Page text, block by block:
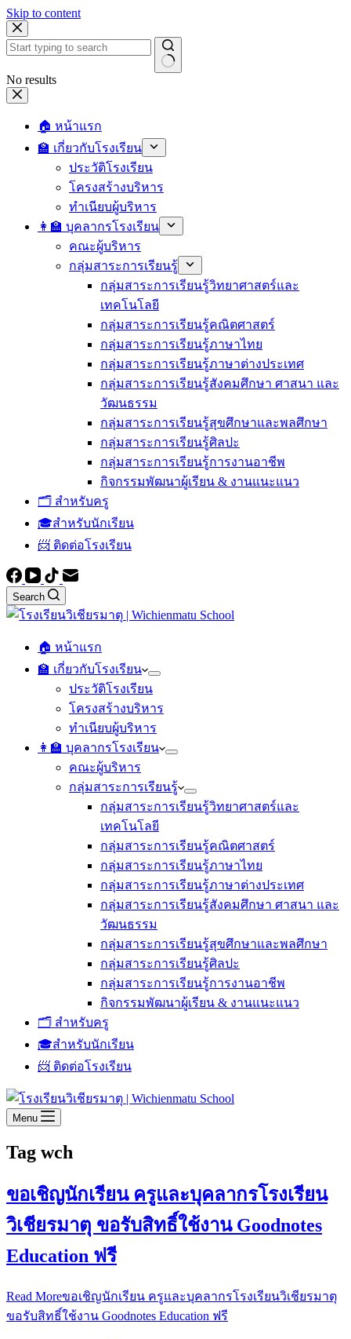
Skip to content
No results
🏠 หน้าแรก
🏫 เกี่ยวกับโรงเรียน
ประวัติโรงเรียน
โครงสร้างบริหาร
ทำเนียบผู้บริหาร
👩‍🏫 บุคลากรโรงเรียน
คณะผู้บริหาร
กลุ่มสาระการเรียนรู้
กลุ่มสาระการเรียนรู้วิทยาศาสตร์และ
เทคโนโลยี
กลุ่มสาระการเรียนรู้คณิตศาสตร์
กลุ่มสาระการเรียนรู้ภาษาไทย
กลุ่มสาระการเรียนรู้ภาษาต่างประเทศ
กลุ่มสาระการเรียนรู้สังคมศึกษา ศาสนา และ
วัฒนธรรม
กลุ่มสาระการเรียนรู้สุขศึกษาและพลศึกษา
กลุ่มสาระการเรียนรู้ศิลปะ
กลุ่มสาระการเรียนรู้การงานอาชีพ
กิจกรรมพัฒนาผู้เรียน & งานแนะแนว
🗂️ สำหรับครู
🎓สำหรับนักเรียน
📨 ติดต่อโรงเรียน
Search
🏠 หน้าแรก
🏫 เกี่ยวกับโรงเรียน
ประวัติโรงเรียน
โครงสร้างบริหาร
ทำเนียบผู้บริหาร
👩‍🏫 บุคลากรโรงเรียน
คณะผู้บริหาร
กลุ่มสาระการเรียนรู้
กลุ่มสาระการเรียนรู้วิทยาศาสตร์และ
เทคโนโลยี
กลุ่มสาระการเรียนรู้คณิตศาสตร์
กลุ่มสาระการเรียนรู้ภาษาไทย
กลุ่มสาระการเรียนรู้ภาษาต่างประเทศ
กลุ่มสาระการเรียนรู้สังคมศึกษา ศาสนา และ
วัฒนธรรม
กลุ่มสาระการเรียนรู้สุขศึกษาและพลศึกษา
กลุ่มสาระการเรียนรู้ศิลปะ
กลุ่มสาระการเรียนรู้การงานอาชีพ
กิจกรรมพัฒนาผู้เรียน & งานแนะแนว
🗂️ สำหรับครู
🎓สำหรับนักเรียน
📨 ติดต่อโรงเรียน
Menu
Tag wch
ขอเชิญนักเรียน ครูและบุคลากรโรงเรียน
วิเชียรมาตุ ขอรับสิทธิ์ใช้งาน Goodnotes
Education ฟรี
Read Moreขอเชิญนักเรียน ครูและบุคลากรโรงเรียนวิเชียรมาตุ
ขอรับสิทธิ์ใช้งาน Goodnotes Education ฟรี